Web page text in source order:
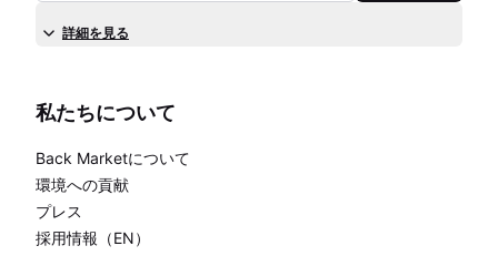
詳細を見る
私たちについて
Back Marketについて
環境への貢献
プレス
採用情報（EN）